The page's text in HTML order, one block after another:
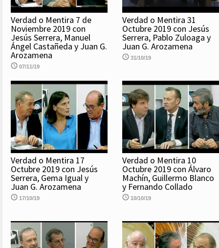
Verdad o Mentira 7 de
Noviembre 2019 con
Jesús Serrera, Manuel
Ángel Castañeda y Juan G.
Arozamena
07/11/19
Verdad o Mentira 31
Octubre 2019 con Jesús
Serrera, Pablo Zuloaga y
Juan G. Arozamena
31/10/19
Verdad o Mentira 17
Octubre 2019 con Jesús
Serrera, Gema Igual y
Juan G. Arozamena
17/10/19
Verdad o Mentira 10
Octubre 2019 con Álvaro
Machín, Guillermo Blanco
y Fernando Collado
10/10/19